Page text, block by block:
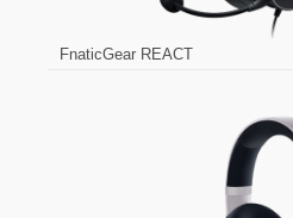
FnaticGear REACT